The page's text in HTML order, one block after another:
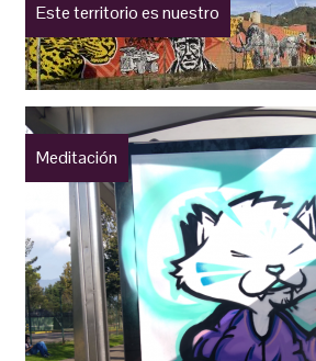
Este territorio es nuestro
Meditación